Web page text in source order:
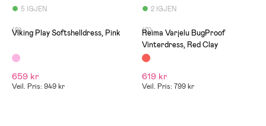
5 IGJEN
(0)
Viking Play Softshelldress, Pink
659 kr
Veil. Pris: 949 kr
2 IGJEN
(0)
Reima Varjelu BugProof
Vinterdress, Red Clay
619 kr
Veil. Pris: 799 kr